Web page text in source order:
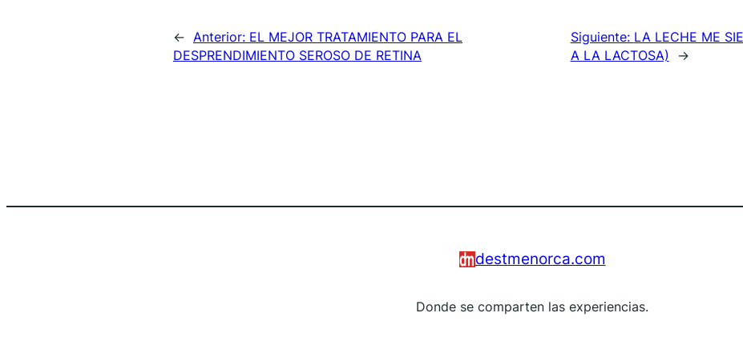
← Anterior: EL MEJOR TRATAMIENTO PARA EL
DESPRENDIMIENTO SEROSO DE RETINA
Siguiente: LA LECHE ME
A LA LACTOSA)
→
destmenorca.com
Donde se comparten las experiencias.